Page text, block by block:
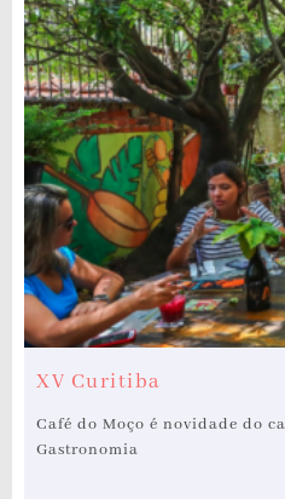
XV Curitiba
Café do Moço é novidade do
Gastronomia